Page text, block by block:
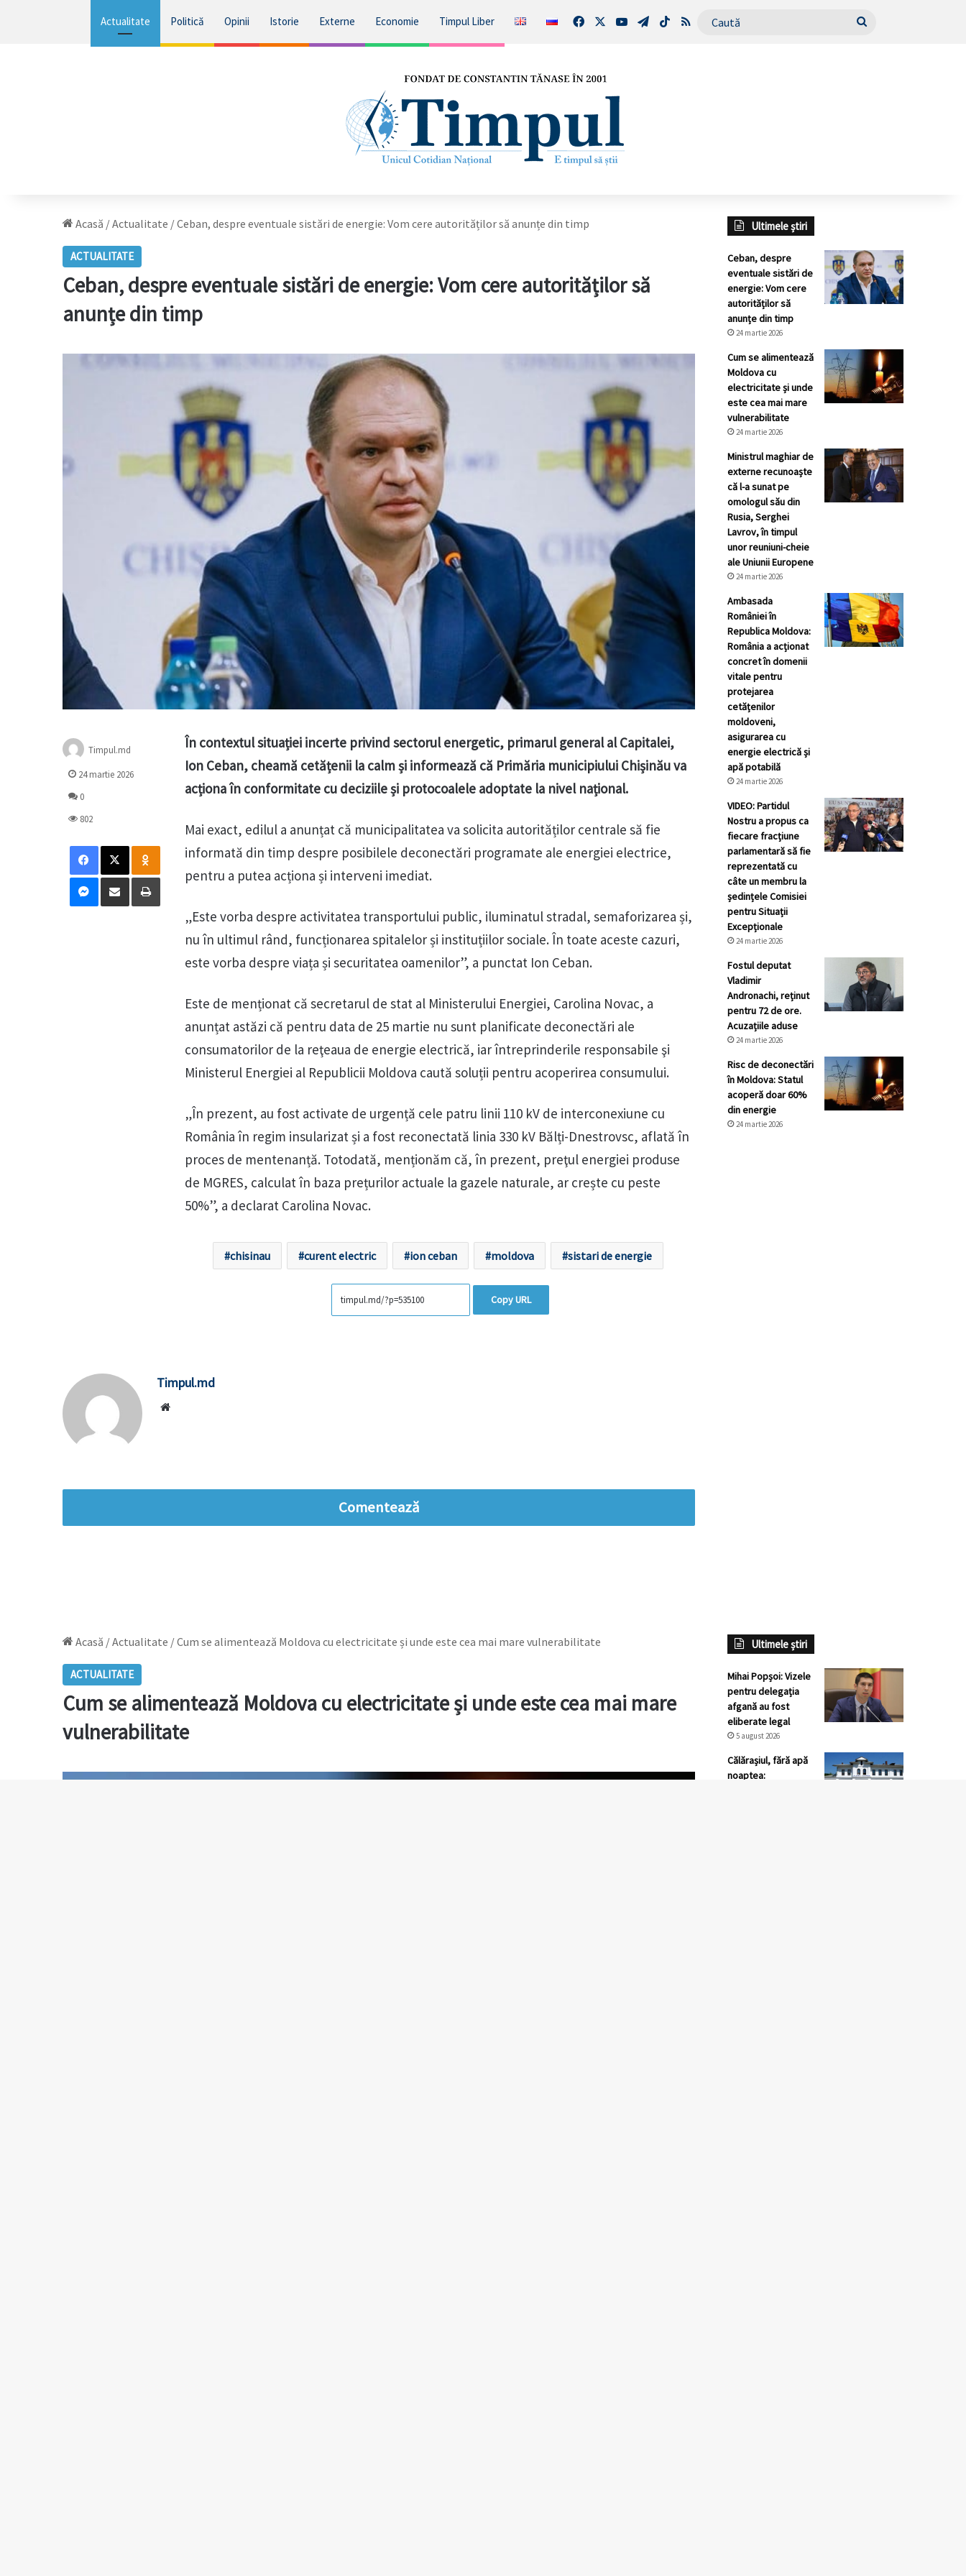
Actualitate Politică Opinii Istorie Externe Economie Timpul Liber FacebookYouTubeTelegram
TikTokRSS Caută
Acasă /Actualitate /Ceban, despre eventuale sistări de energie: Vom cere autorităților să anunțe din timp
ACTUALITATE
Ceban, despre eventuale sistări de energie: Vom cere autorităților să
anunțe din timp
În contextul situației incerte privind sectorul energetic, primarul general al Capitalei,
Ion Ceban, cheamă cetățenii la calm și informează că Primăria municipiului Chișinău va
acționa în conformitate cu deciziile și protocoalele adoptate la nivel național.
Mai exact, edilul a anunțat că municipalitatea va solicita autorităților centrale să fie
informată din timp despre posibilele deconectări programate ale energiei electrice,
pentru a putea acționa și interveni imediat.
„Este vorba despre activitatea transportului public, iluminatul stradal, semaforizarea și,
nu în ultimul rând, funcționarea spitalelor și instituțiilor sociale. În toate aceste cazuri,
este vorba despre viața și securitatea oamenilor”, a punctat Ion Ceban.
Este de menționat că secretarul de stat al Ministerului Energiei, Carolina Novac, a
anunțat astăzi că pentru data de 25 martie nu sunt planificate deconectări ale
consumatorilor de la reţeaua de energie electrică, iar întreprinderile responsabile şi
Ministerul Energiei al Republicii Moldova caută soluții pentru acoperirea consumului.
„În prezent, au fost activate de urgență cele patru linii 110 kV de interconexiune cu
România în regim insularizat și a fost reconectată linia 330 kV Bălți-Dnestrovsc, aflată în
proces de mentenanță. Totodată, menționăm că, în prezent, preţul energiei produse
de MGRES, calculat în baza prețurilor actuale la gazele naturale, ar crește cu peste
50%”, a declarat Carolina Novac.
chisinau curent electric ion ceban moldova sistari de energie
Copy URL
Timpul.md
24 martie 2026
0
802
Facebook
X Odnoklassniki
Messenger
Distribuie prin mail Tipărește
Timpul.md
Comentează
Ultimele știri
Ceban, despre
eventuale sistări de
energie: Vom cere
autorităților să
anunțe din timp
24 martie 2026
Cum se alimentează
Moldova cu
electricitate și unde
este cea mai mare
vulnerabilitate
24 martie 2026
Ministrul maghiar de
externe recunoaște
că l-a sunat pe
omologul său din
Rusia, Serghei
Lavrov, în timpul
unor reuniuni-cheie
ale Uniunii Europene
24 martie 2026
Ambasada
României în
Republica Moldova:
România a acționat
concret în domenii
vitale pentru
protejarea
cetățenilor
moldoveni,
asigurarea cu
energie electrică și
apă potabilă
24 martie 2026
VIDEO: Partidul
Nostru a propus ca
fiecare fracțiune
parlamentară să fie
reprezentată cu
câte un membru la
ședințele Comisiei
pentru Situații
Excepționale
24 martie 2026
Fostul deputat
Vladimir
Andronachi, reținut
pentru 72 de ore.
Acuzațiile aduse
24 martie 2026
Risc de deconectări
în Moldova: Statul
acoperă doar 60%
din energie
24 martie 2026